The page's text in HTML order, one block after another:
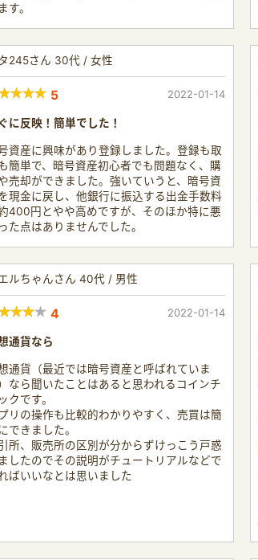
す。
245さん 30代 / 女性
5 2022-01-14
に反映！簡単でした！
資産に興味があり登録しました。登録も取
簡単で、暗号資産初心者でも問題なく、購
売却ができました。強いていうと、暗号資
現金に戻し、他銀行に振込する出金手数料
400円とやや高めですが、そのほか特に悪
た点はありませんでした。
ルちゃんさん 40代 / 男性
4 2022-01-14
通貨なら
通貨（最近では暗号資産と呼ばれていま
なら聞いたことはあると思われるコインチ
クです。
リの操作も比較的わかりやすく、売買は簡
できました。
所、販売所の区別が分からずけっこう戸惑
したのでその説明がチュートリアルなどで
ばいいなとは思いました